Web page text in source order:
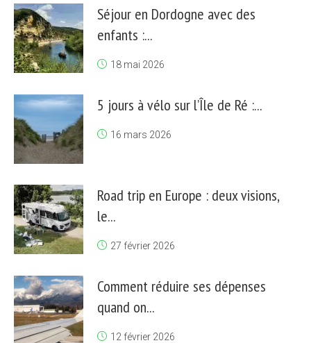
Séjour en Dordogne avec des
enfants :...
18 mai 2026
5 jours à vélo sur l’Île de Ré :...
16 mars 2026
Road trip en Europe : deux visions,
le...
27 février 2026
Comment réduire ses dépenses
quand on...
12 février 2026